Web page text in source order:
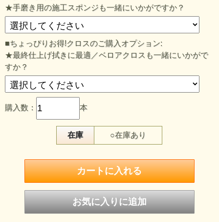
★手磨き用の施工スポンジも一緒にいかがですか？
■ちょっぴりお得!クロスのご購入オプション:
★最終仕上げ拭きに最適／ベロアクロスも一緒にいかがで
すか？
購入数： 本
在庫 ○在庫あり